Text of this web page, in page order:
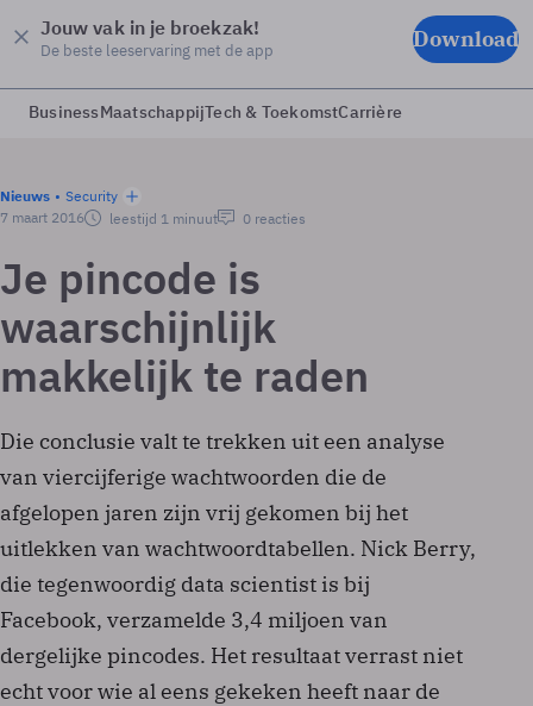
Jouw vak in je broekzak!
De beste leeservaring met de app Download
BusinessMaatschappijTech & ToekomstCarrière
Nieuws
Security
7 maart 2016
leestijd 1 minuut 0 reacties
Je pincode is
waarschijnlijk
makkelijk te raden
Die conclusie valt te trekken uit een analyse
van viercijferige wachtwoorden die de
afgelopen jaren zijn vrij gekomen bij het
uitlekken van wachtwoordtabellen. Nick Berry,
die tegenwoordig data scientist is bij
Facebook, verzamelde 3,4 miljoen van
dergelijke pincodes. Het resultaat verrast niet
echt voor wie al eens gekeken heeft naar de